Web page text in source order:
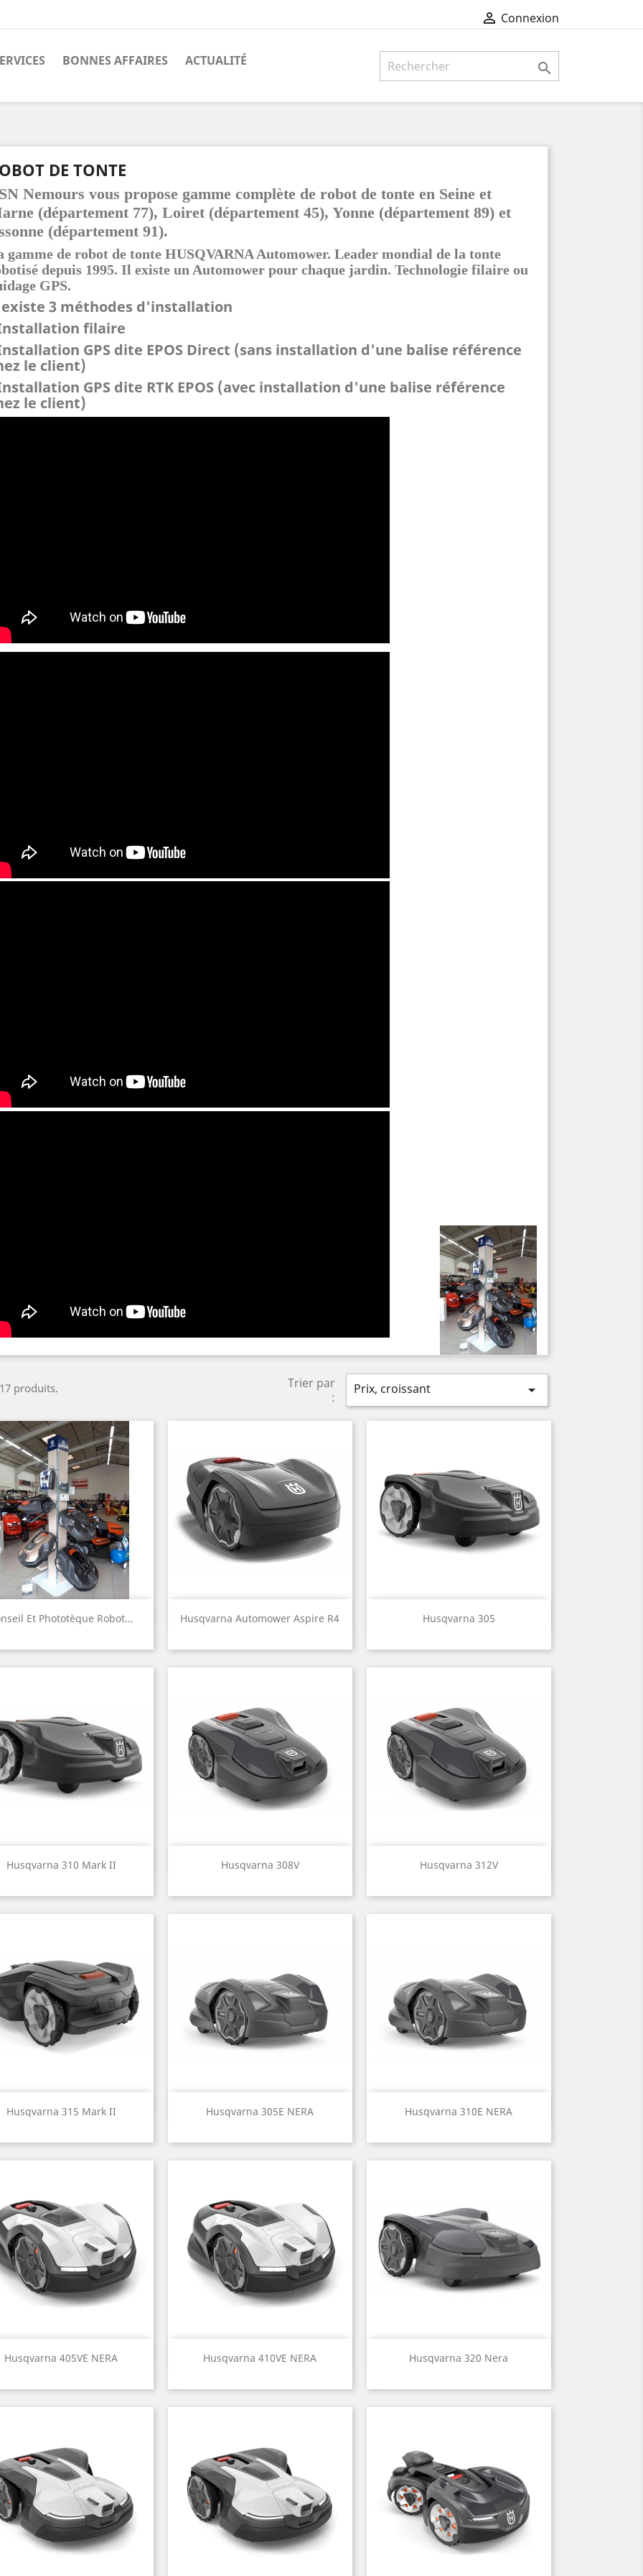
 Connexion
BONNES AFFAIRES ACTUALITÉ 
DE TONTE
Nemours vous propose gamme complète de robot de tonte en Seine et
(département 77), Loiret (département 45), Yonne (département89) et
(département 91).
gamme de robot de tonte HUSQVARNA Automower. Leader mondial de la tonte
depuis 1995. Il existe un Automower pour chaque jardin. Technologie filaire ou
GPS.
3 méthodes d'installation
filaire
GPS dite EPOS Direct (sans installation d'une balise référence
le client)
GPS dite RTK EPOS (avec installation d'une balise référence
le client)
produits.
Trier par
:
Prix, croissant 
Et Phototèque Robot...
Aperçu rapide Husqvarna Automower Aspire R4
Aperçu rapide Husqvarna 305
Aperçu rapide
Husqvarna 310 Mark II
Aperçu rapide Husqvarna 308V
Aperçu rapide Husqvarna 312V
Aperçu rapide
Husqvarna 315 Mark II
Aperçu rapide Husqvarna 305E NERA
Aperçu rapide Husqvarna 310E NERA
Aperçu rapide
Husqvarna 405VE NERA
Aperçu rapide Husqvarna 410VE NERA
Aperçu rapide Husqvarna 320 Nera
Aperçu rapide